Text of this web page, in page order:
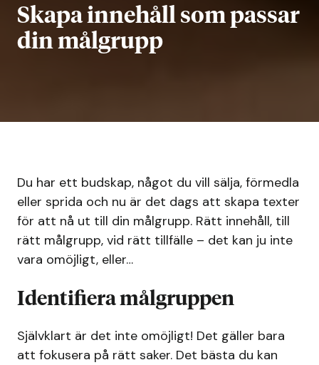
Skapa innehåll som passar
din målgrupp
Du har ett budskap, något du vill sälja, förmedla
eller sprida och nu är det dags att skapa texter
för att nå ut till din målgrupp. Rätt innehåll, till
rätt målgrupp, vid rätt tillfälle – det kan ju inte
vara omöjligt, eller…
Identifiera målgruppen
Självklart är det inte omöjligt! Det gäller bara
att fokusera på rätt saker. Det bästa du kan